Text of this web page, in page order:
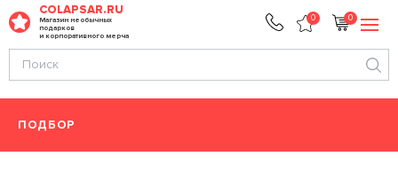
COLAPSAR.RU
Магазин необычных
подарков
и корпоративного мерча
0 0
ПОДБОР